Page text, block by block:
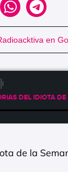
en
DEL IDIOTA
de la